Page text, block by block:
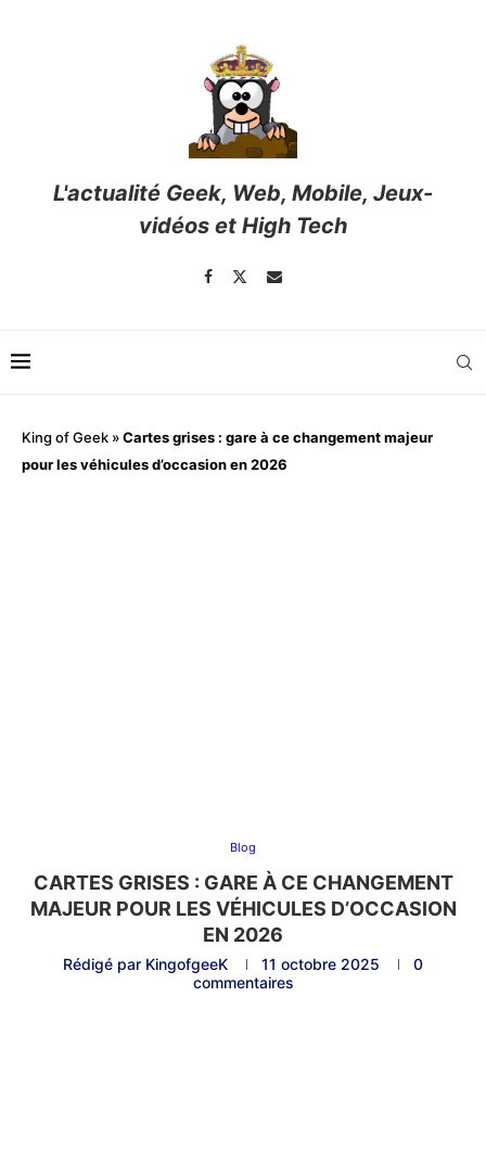
L'actualité Geek, Web, Mobile, Jeux-
vidéos et High Tech
King of Geek »Cartes grises : gare à ce changement majeur
pour les véhicules d’occasion en 2026
Blog
CARTES GRISES : GARE À CE CHANGEMENT
MAJEUR POUR LES VÉHICULES D’OCCASION
EN 2026
Rédigé par KingofgeeK 11 octobre 2025
0
commentaires